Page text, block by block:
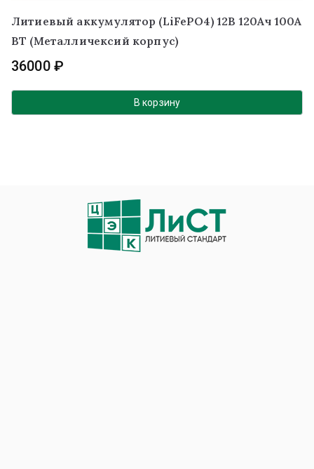
Литиевый аккумулятор (LiFePO4) 12В 120Ач 100А
BT (Металличексий корпус)
36000 ₽
В корзину